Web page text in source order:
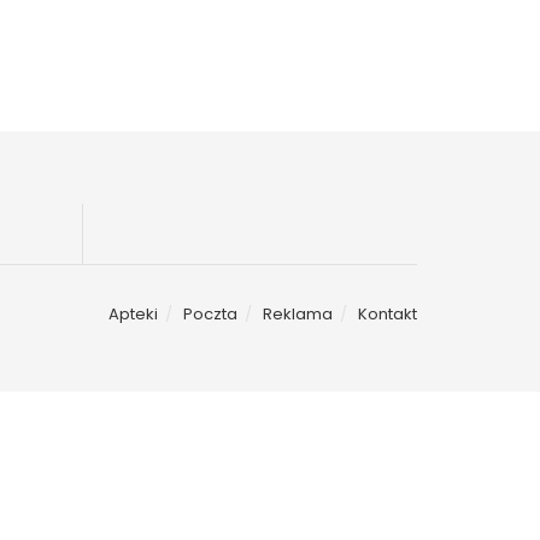
Apteki Poczta Reklama Kontakt